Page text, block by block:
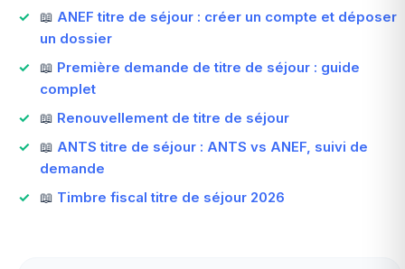
📖 ANEF titre de séjour : créer un compte et déposer
un dossier
📖 Première demande de titre de séjour : guide
complet
📖 Renouvellement de titre de séjour
📖 ANTS titre de séjour : ANTS vs ANEF, suivi de
demande
📖 Timbre fiscal titre de séjour 2026